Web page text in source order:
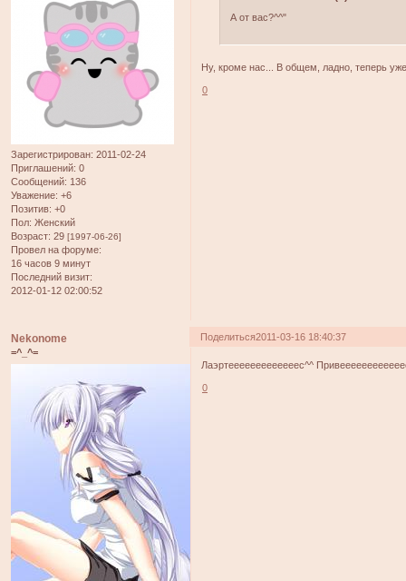
Зарегистрирован: 2011-02-24
Приглашений: 0
Сообщений: 136
Уважение: +6
Позитив: +0
Пол: Женский
Возраст: 29 [1997-06-26]
Провел на форуме:
16 часов 9 минут
Последний визит:
2012-01-12 02:00:52
А от вас?^^"
Ну, кроме нас... В общем, ладно, теперь
0
Поделиться2011-03-16 18:40:37
Nekonome
=^_^=
Лаэртееееееееееееес^^
0